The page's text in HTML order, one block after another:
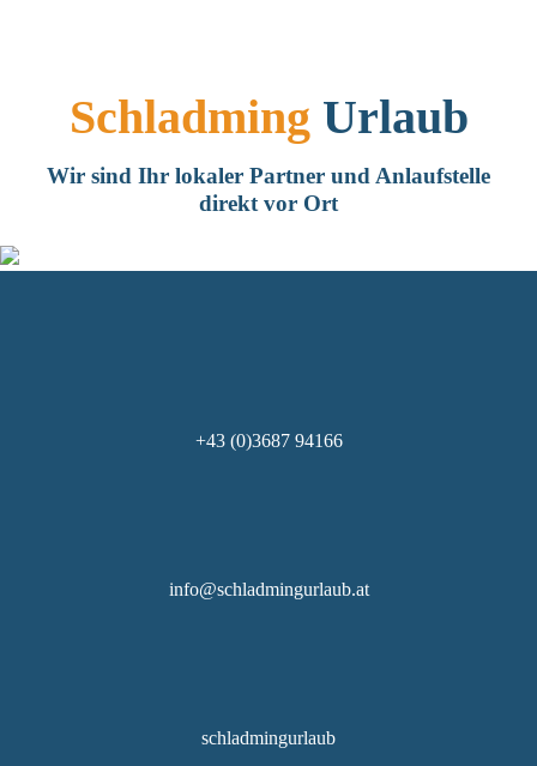
Schladming Urlaub
Wir sind Ihr lokaler Partner und Anlaufstelle
direkt vor Ort
+43 (0)3687 94166
info@schladmingurlaub.at
schladmingurlaub